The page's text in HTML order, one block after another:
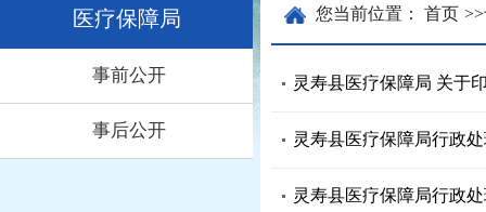
医疗保障局
事前公开
事后公开
您当前位置： 首页 >>
灵寿县医疗保障局 关于
灵寿县医疗保障局行政
灵寿县医疗保障局行政